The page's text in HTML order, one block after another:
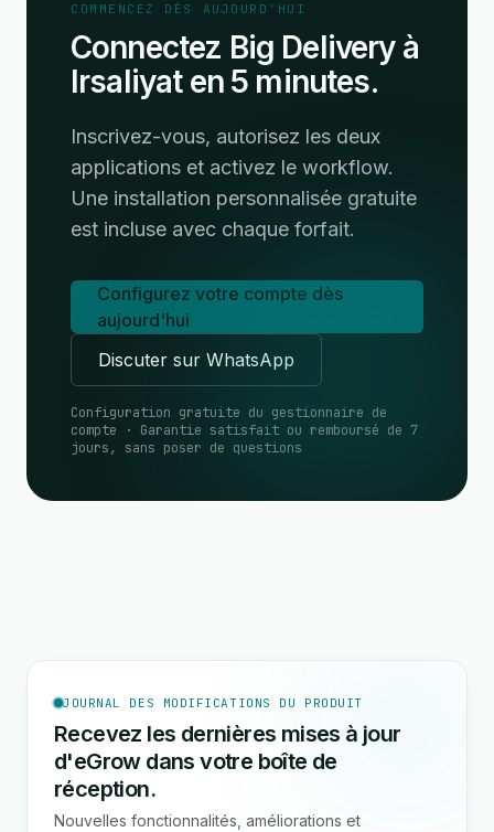
COMMENCEZ DÈS AUJOURD'HUI
Connectez Big Delivery à
Irsaliyat en 5 minutes.
Inscrivez-vous, autorisez les deux
applications et activez le workflow.
Une installation personnalisée gratuite
est incluse avec chaque forfait.
Configurez votre compte dès
aujourd'hui
Discuter sur WhatsApp
Configuration gratuite du gestionnaire de
compte · Garantie satisfait ou remboursé de 7
jours, sans poser de questions
JOURNAL DES MODIFICATIONS DU PRODUIT
Recevez les dernières mises à jour
d'eGrow dans votre boîte de
réception.
Nouvelles fonctionnalités, améliorations et